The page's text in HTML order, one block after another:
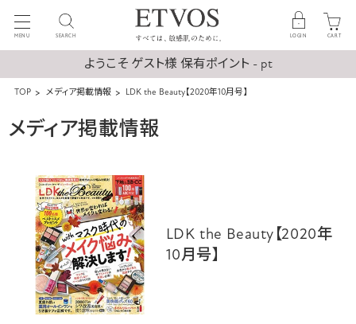
MENU SEARCH LOGIN CART
ようこそ ゲスト様 保有ポイント - pt
TOP メディア掲載情報 LDK the Beauty【2020年10月号】
メディア掲載情報
LDK the Beauty【2020年
10月号】